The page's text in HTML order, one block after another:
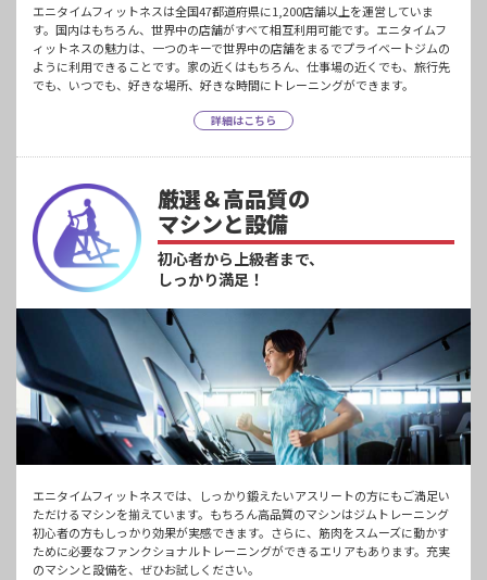
エニタイムフィットネスは全国47都道府県に1,200店舗以上を運営していま
す。国内はもちろん、世界中の店舗がすべて相互利用可能です。エニタイムフ
ィットネスの魅力は、一つのキーで世界中の店舗をまるでプライベートジムの
ように利用できることです。家の近くはもちろん、仕事場の近くでも、旅行先
でも、いつでも、好きな場所、好きな時間にトレーニングができます。
詳細はこちら
厳選＆高品質の
マシンと設備
初心者から上級者まで、
しっかり満足！
エニタイムフィットネスでは、しっかり鍛えたいアスリートの方にもご満足い
ただけるマシンを揃えています。もちろん高品質のマシンはジムトレーニング
初心者の方もしっかり効果が実感できます。さらに、筋肉をスムーズに動かす
ために必要なファンクショナルトレーニングができるエリアもあります。充実
のマシンと設備を、ぜひお試しください。